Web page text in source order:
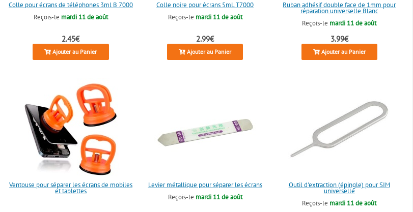
Colle pour écrans de téléphones 3ml B 7000
Reçois-le mardi 11 de août
2.45€
Ajouter au Panier
Colle noire pour écrans 5mL T7000
Reçois-le mardi 11 de août
2.99€
Ajouter au Panier
Ruban adhésif double face de 1mm pour
réparation universelle Blanc
Reçois-le mardi 11 de août
3.99€
Ajouter au Panier
Ventouse pour séparer les écrans de mobiles
et tablettes
Levier métallique pour séparer les écrans
Reçois-le mardi 11 de août
Outil d'extraction (épingle) pour SIM
universelle
Reçois-le mardi 11 de août